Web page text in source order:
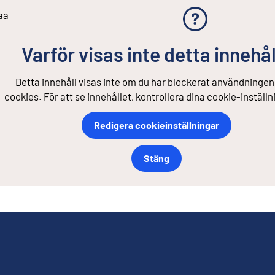
Varför visas inte detta
Detta innehåll visas inte om du har blockerat
cookies. För att se innehållet, kontrollera dina cookie-
Redigera cookieinställningar
Stäng